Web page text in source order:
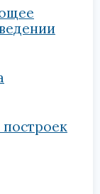
построек